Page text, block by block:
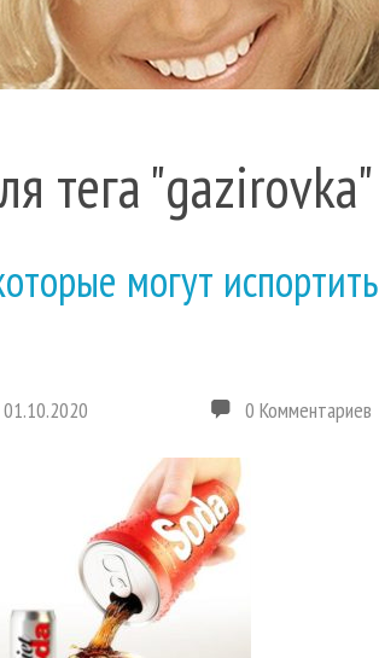
тега "gazirovka"
могут испортить
01.10.2020 0 Комментариев